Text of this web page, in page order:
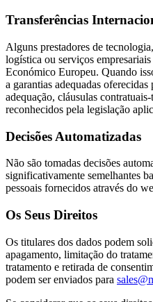
Transferências
Alguns prestadores de
logística ou serviços
Económico Europeu. Quando
a garantias adequadas
adequação, cláusulas
reconhecidos pela legislação
Decisões Automatizadas
Não são tomadas decisões
significativamente semelhantes
pessoais fornecidos através do
Os Seus Direitos
Os titulares dos dados podem
apagamento, limitação do
tratamento e retirada de
podem ser enviados para